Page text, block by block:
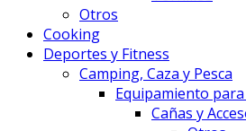
Otros
Cooking
Deportes y Fitness
Camping, Caza y Pesca
Equipamiento
Cañas y